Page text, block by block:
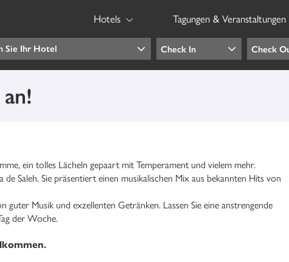
Hotels Tagungen & Veranstaltungen
ein tolles Lächeln gepaart mit Temperament und vielem mehr.
Saleh. Sie präsentiert einen musikalischen Mix aus bekannten Hits von
guter Musik und exzellenten Getränken. Lassen Sie eine anstrengende
der Woche.
.